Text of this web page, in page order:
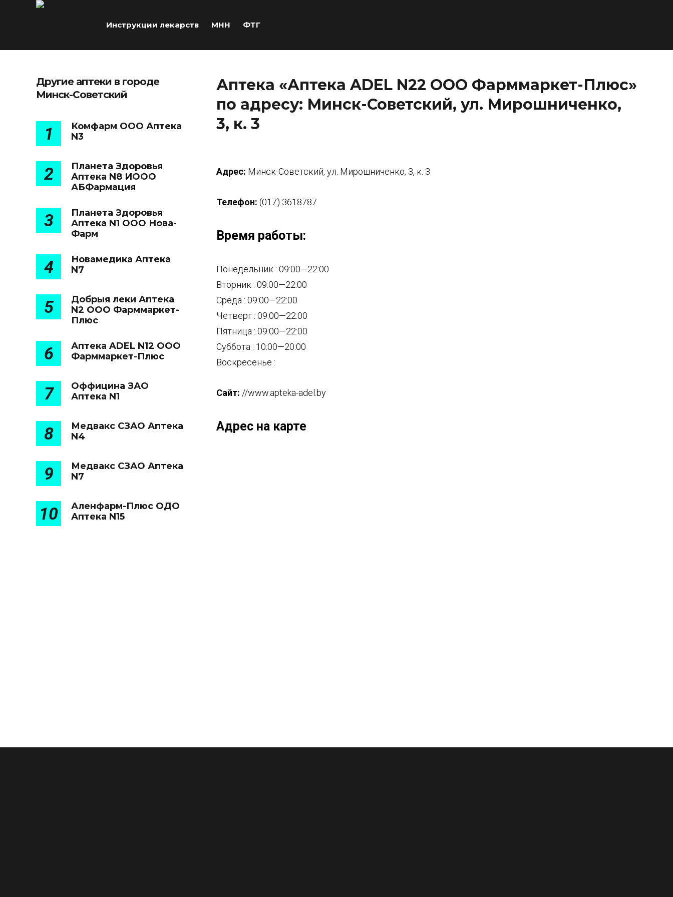
Инструкции лекарств МНН ФТГ
Аптека «Аптека ADEL N22 ООО Фарммаркет-Плюс»
по адресу: Минск-Советский, ул. Мирошниченко,
3, к. 3
Адрес: Минск-Советский, ул. Мирошниченко, 3, к. 3
Телефон: (017) 3618787
Время работы:
Понедельник : 09:00—22:00
Вторник : 09:00—22:00
Среда : 09:00—22:00
Четверг : 09:00—22:00
Пятница : 09:00—22:00
Суббота : 10:00—20:00
Воскресенье :
Сайт: //www.apteka-adel.by
Адрес на карте
Другие аптеки в городе
Минск-Советский
1
Комфарм ООО Аптека
N3
2
Планета Здоровья
Аптека N8 ИООО
АБФармация
3
Планета Здоровья
Аптека N1 ООО Нова-
Фарм
4
Новамедика Аптека
N7
5
Добрыя леки Аптека
N2 ООО Фарммаркет-
Плюс
6
Аптека ADEL N12 ООО
Фарммаркет-Плюс
7
Оффицина ЗАО
Аптека N1
8
Медвакс СЗАО Аптека
N4
9
Медвакс СЗАО Аптека
N7
10
Аленфарм-Плюс ОДО
Аптека N15